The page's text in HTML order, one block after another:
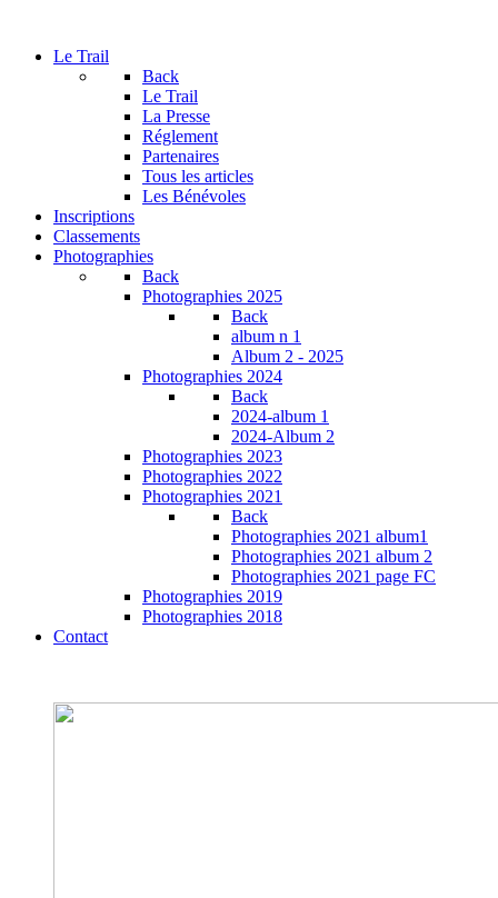
Le Trail
Back
Le Trail
La Presse
Réglement
Partenaires
Tous les articles
Les Bénévoles
Inscriptions
Classements
Photographies
Back
Photographies 2025
Back
album n 1
Album 2 - 2025
Photographies 2024
Back
2024-album 1
2024-Album 2
Photographies 2023
Photographies 2022
Photographies 2021
Back
Photographies 2021 album1
Photographies 2021 album 2
Photographies 2021 page FC
Photographies 2019
Photographies 2018
Contact